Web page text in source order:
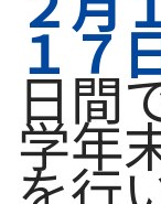
１７
日間
学年